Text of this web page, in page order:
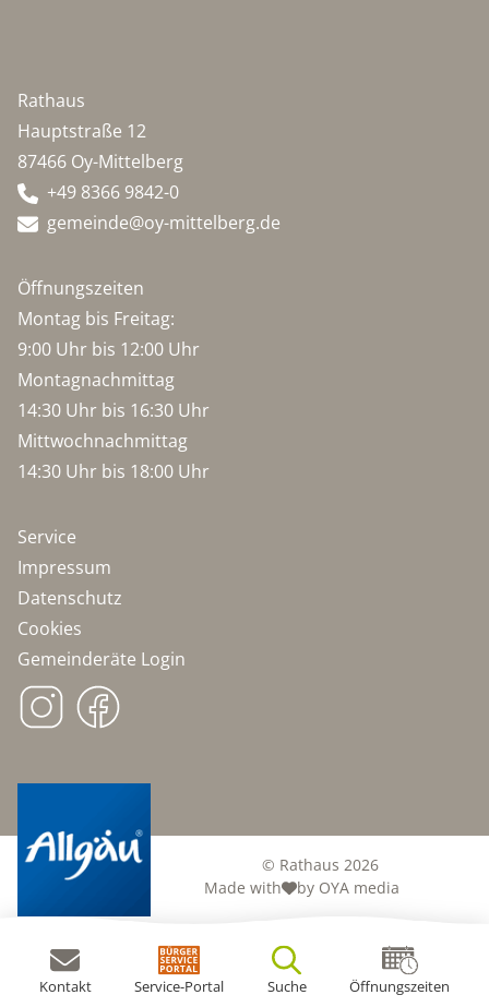
Rathaus
Hauptstraße 12
87466 Oy-Mittelberg
+49 8366 9842-0
gemeinde@oy-mittelberg.de
Öffnungszeiten
Montag bis Freitag:
9:00 Uhr bis 12:00 Uhr
Montagnachmittag
14:30 Uhr bis 16:30 Uhr
Mittwochnachmittag
14:30 Uhr bis 18:00 Uhr
Service
Impressum
Datenschutz
Cookies
Gemeinderäte Login
© Rathaus 2026
Made with
by OYA media
Kontakt Service-Portal Suche Öffnungszeiten